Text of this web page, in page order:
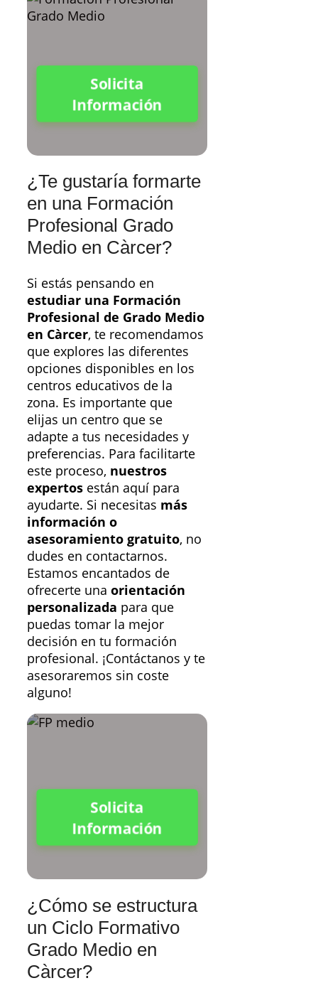
Solicita
Información
¿Te gustaría formarte
en una Formación
Profesional Grado
Medio en Càrcer?
Si estás pensando en
estudiar una Formación
Profesional de Grado Medio
en Càrcer, te recomendamos
que explores las diferentes
opciones disponibles en los
centros educativos de la
zona. Es importante que
elijas un centro que se
adapte a tus necesidades y
preferencias. Para facilitarte
este proceso, nuestros
expertos están aquí para
ayudarte. Si necesitas más
información o
asesoramiento gratuito, no
dudes en contactarnos.
Estamos encantados de
ofrecerte una orientación
personalizada para que
puedas tomar la mejor
decisión en tu formación
profesional. ¡Contáctanos y te
asesoraremos sin coste
alguno!
Solicita
Información
¿Cómo se estructura
un Ciclo Formativo
Grado Medio en
Càrcer?